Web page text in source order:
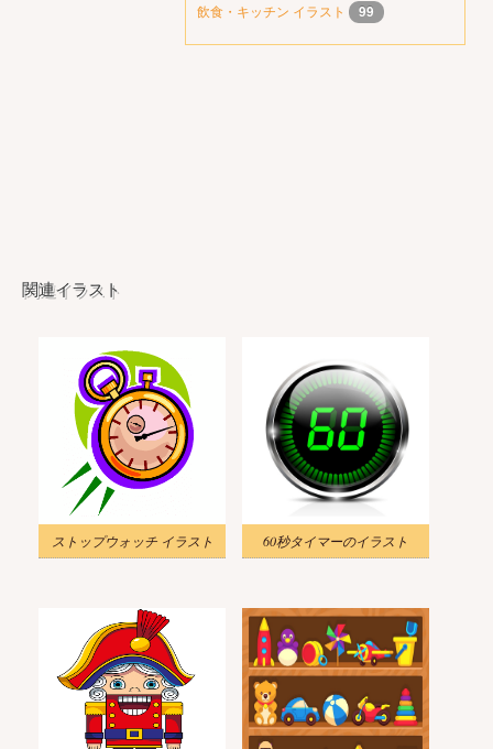
飲食・キッチン イラスト 99
関連イラスト
ストップウォッチ イラスト 60秒タイマーのイラスト